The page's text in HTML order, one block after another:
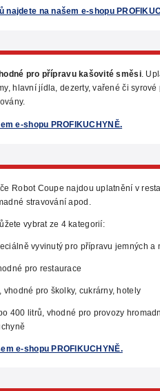
najdete na našem e-shopu
pro přípravu kašovité směsi.
hlavní jídla, dezerty, vařené či
e-shopu PROFIKUCHYNĚ.
Robot Coupe najdou uplatnění v
stravování apod.
vybrat ze 4 kategorií:
vyvinutý pro přípravu jemných a
pro restaurace
pro školky, cukrárny, hotely
400 litrů, vhodné pro provozy
e-shopu PROFIKUCHYNĚ.